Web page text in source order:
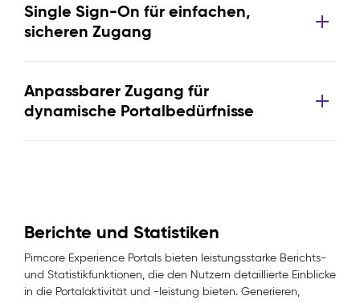
Single Sign-On für einfachen,
sicheren Zugang
Anpassbarer Zugang für
dynamische Portalbedürfnisse
Berichte und Statistiken
Pimcore Experience Portals bieten leistungsstarke Berichts-
und Statistikfunktionen, die den Nutzern detaillierte Einblicke
in die Portalaktivität und -leistung bieten. Generieren,